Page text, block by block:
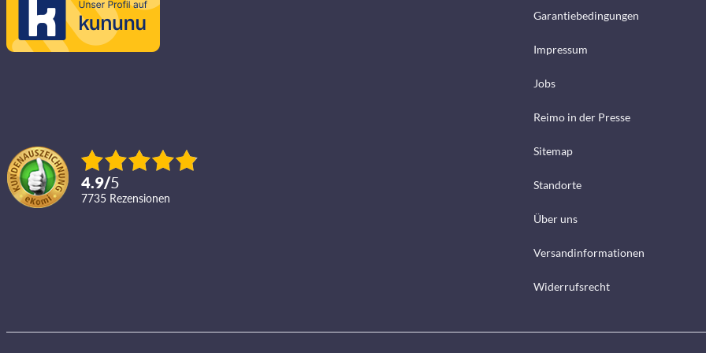
4.9/5
7735 Rezensionen
Garantiebedingungen
Impressum
Jobs
Reimo in der Presse
Sitemap
Standorte
Über uns
Versandinformationen
Widerrufsrecht